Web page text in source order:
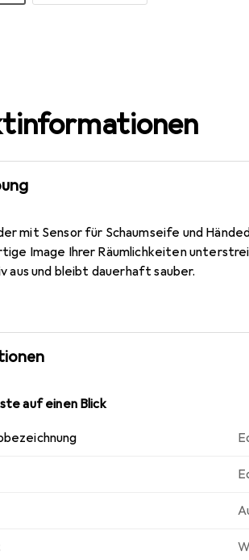
mit Sensor für Schaumseife und
Image Ihrer Räumlichkeiten
aus und bleibt dauerhaft sauber.
auf einen Blick